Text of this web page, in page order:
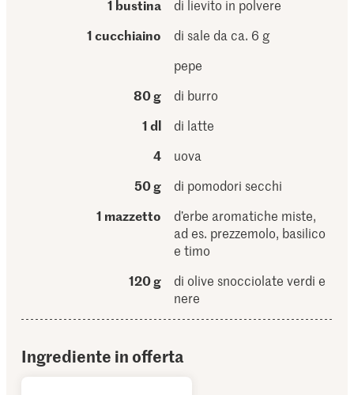
1 bustina
di lievito in polvere
1 cucchiaino
di sale da ca. 6 g
pepe
80 g
di burro
1 dl
di latte
4
uova
50 g
di pomodori secchi
1 mazzetto
d’erbe aromatiche miste,
ad es. prezzemolo, basilico
e timo
120 g
di olive snocciolate verdi e
nere
Ingrediente in offerta